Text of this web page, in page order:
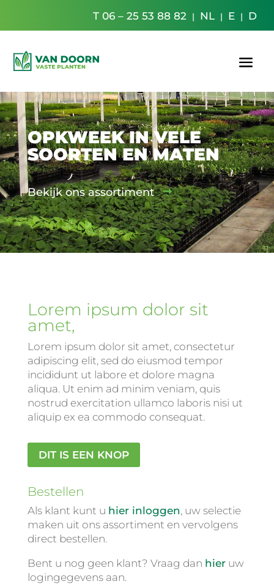
T 06 – 25 53 88 82 | NL | E | D
OPKWEEK IN VELE
SOORTEN EN MATEN
Bekijk ons assortiment
Lorem ipsum dolor sit
amet,
Lorem ipsum dolor sit amet, consectetur
adipiscing elit, sed do eiusmod tempor
incididunt ut labore et dolore magna
aliqua. Ut enim ad minim veniam, quis
nostrud exercitation ullamco laboris nisi ut
aliquip ex ea commodo consequat.
DIT IS EEN KNOP
Bestellen
Als klant kunt u hier inloggen, uw selectie
maken uit ons assortiment en vervolgens
direct bestellen.
Bent u nog geen klant? Vraag dan hieruw
logingegevens aan.